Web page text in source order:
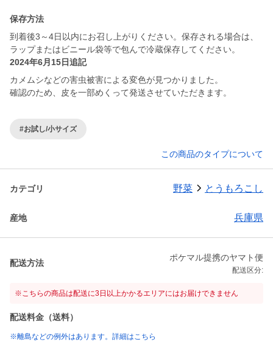
保存方法
到着後3～4日以内にお召し上がりください。保存される場合は、
ラップまたはビニール袋等で包んで冷蔵保存してください。
2024年6月15日追記
カメムシなどの害虫被害による変色が見つかりました。
確認のため、皮を一部めくって発送させていただきます。
#お試し/小サイズ
この商品のタイプについて
カテゴリ 野菜 とうもろこし
産地 兵庫県
配送方法
ポケマル提携のヤマト便
配送区分:
※こちらの商品は配送に3日以上かかるエリアにはお届けできません
配送料金（送料）
※離島などの例外はあります。詳細はこちら